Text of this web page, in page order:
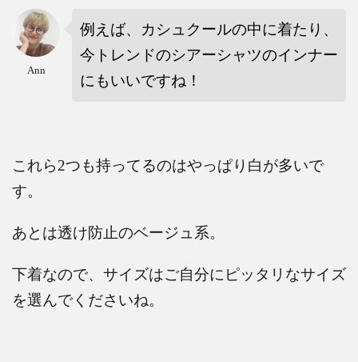
Ann
例えば、カシュクールの中に着たり、
今トレンドのシアーシャツのインナー
にもいいですね！
これら2つも持ってるのはやっぱり白が多いで
す。
あとは透け防止のベージュ系。
下着なので、サイズはご自分にピッタリなサイズ
を選んでくださいね。